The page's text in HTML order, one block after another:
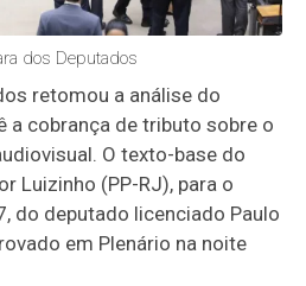
dos Deputados
retomou a análise do
a cobrança de tributo sobre o
O texto-base do
Luizinho (PP-RJ), para o
do deputado licenciado Paulo
em Plenário na noite